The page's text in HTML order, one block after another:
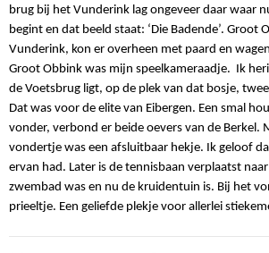
brug bij het Vunderink lag ongeveer daar waar
begint en dat beeld staat: ‘Die Badende’. Groot
Vunderink, kon er overheen met paard en
Groot Obbink was mijn speelkameraadje. Ik
de Voetsbrug ligt, op de plek van dat bosje,
Dat was voor de elite van Eibergen. Een smal
vonder, verbond er beide oevers van de Berkel.
vondertje was een afsluitbaar hekje. Ik geloof
ervan had. Later is de tennisbaan verplaatst
zwembad was en nu de kruidentuin is. Bij het
prieeltje. Een geliefde plekje voor allerlei